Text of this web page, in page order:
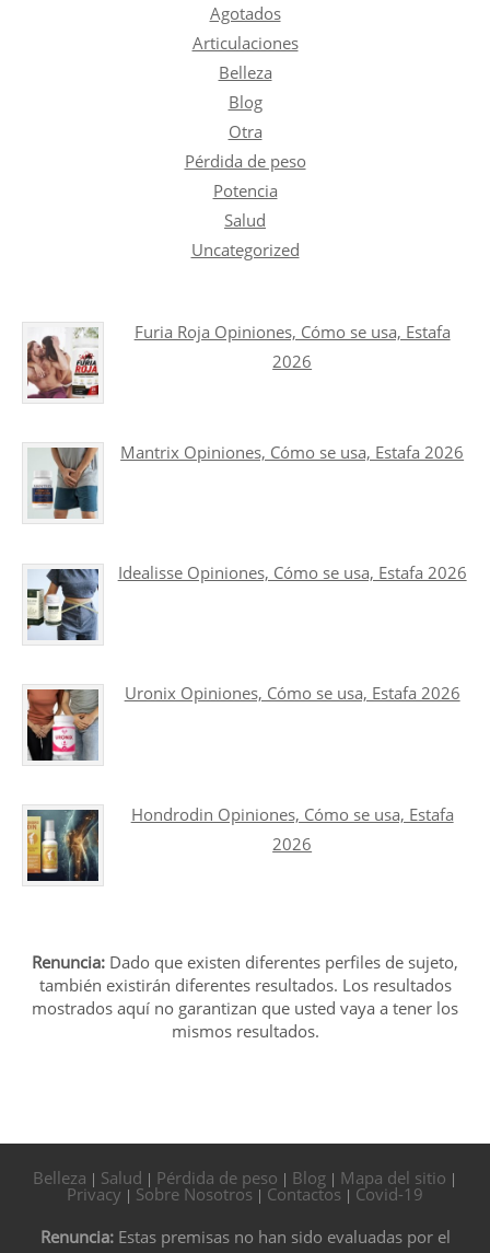
Agotados
Articulaciones
Belleza
Blog
Otra
Pérdida de peso
Potencia
Salud
Uncategorized
Furia Roja Opiniones, Cómo se usa, Estafa
2026
Mantrix Opiniones, Cómo se usa, Estafa 2026
Idealisse Opiniones, Cómo se usa, Estafa 2026
Uronix Opiniones, Cómo se usa, Estafa 2026
Hondrodin Opiniones, Cómo se usa, Estafa
2026
Renuncia: Dado que existen diferentes perfiles de sujeto,
también existirán diferentes resultados. Los resultados
mostrados aquí no garantizan que usted vaya a tener los
mismos resultados.
Belleza | Salud | Pérdida de peso | Blog | Mapa del sitio |
Privacy | Sobre Nosotros | Contactos | Covid-19
Renuncia:Estas premisas no han sido evaluadas por el